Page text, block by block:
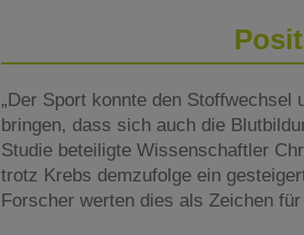
„Der Sport konnte den
bringen, dass sich auch die
Studie beteiligte Wissenschaftler
trotz Krebs demzufolge ein
Forscher werten dies als Zeichen